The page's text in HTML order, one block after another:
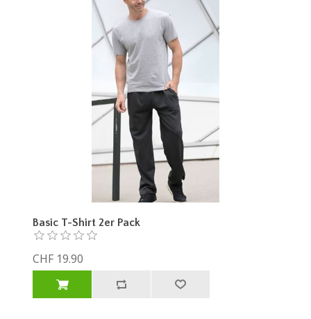
Basic T-Shirt 2er Pack
CHF 19.90